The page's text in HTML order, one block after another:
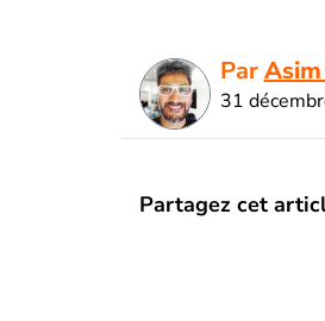
Par
31
Partagez cet